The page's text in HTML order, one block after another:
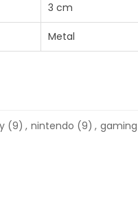
3 cm
Metal
(9) , nintendo (9) , gaming